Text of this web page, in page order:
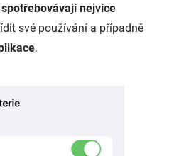
spotřebovávají nejvíce
své používání a případně
.